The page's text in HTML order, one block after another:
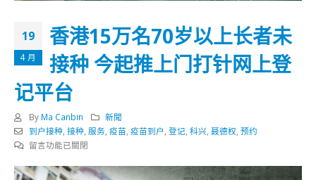
19
4 月
香港15万名70岁以上长者未
接种 今起推上门打针网上登
记平台
By Ma Canbin
新聞
到户接种 接种 服务 疫苗 疫苗到户 登记, 科兴 聂德权 预约
在
港
留言功能已關閉